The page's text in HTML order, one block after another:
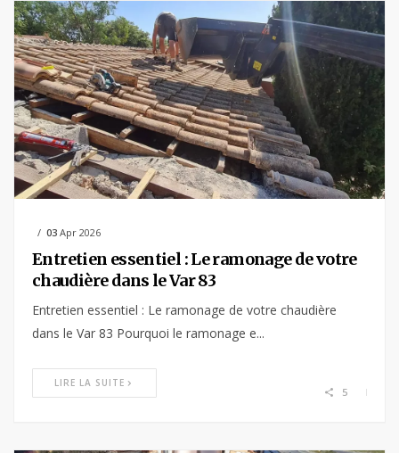
03 Apr 2026
Entretien essentiel : Le ramonage de votre
chaudière dans le Var 83
Entretien essentiel : Le ramonage de votre chaudière
dans le Var 83 Pourquoi le ramonage e...
LIRE LA SUITE
5